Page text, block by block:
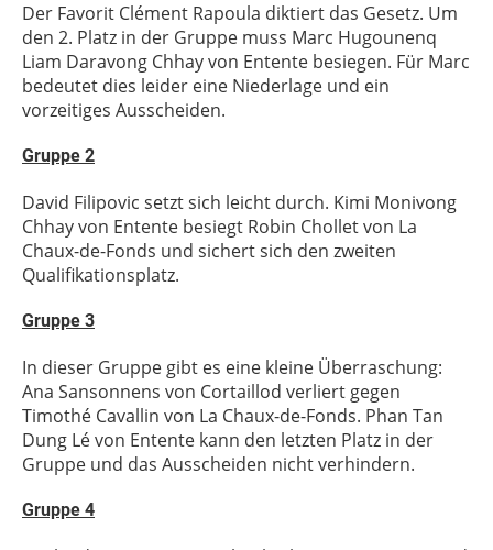
Der Favorit Clément Rapoula diktiert das Gesetz. Um
den 2. Platz in der Gruppe muss Marc Hugounenq
Liam Daravong Chhay von Entente besiegen. Für Marc
bedeutet dies leider eine Niederlage und ein
vorzeitiges Ausscheiden.
Gruppe 2
David Filipovic setzt sich leicht durch. Kimi Monivong
Chhay von Entente besiegt Robin Chollet von La
Chaux-de-Fonds und sichert sich den zweiten
Qualifikationsplatz.
Gruppe 3
In dieser Gruppe gibt es eine kleine Überraschung:
Ana Sansonnens von Cortaillod verliert gegen
Timothé Cavallin von La Chaux-de-Fonds. Phan Tan
Dung Lé von Entente kann den letzten Platz in der
Gruppe und das Ausscheiden nicht verhindern.
Gruppe 4